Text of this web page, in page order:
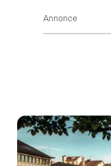
contenus
contact
Annonce